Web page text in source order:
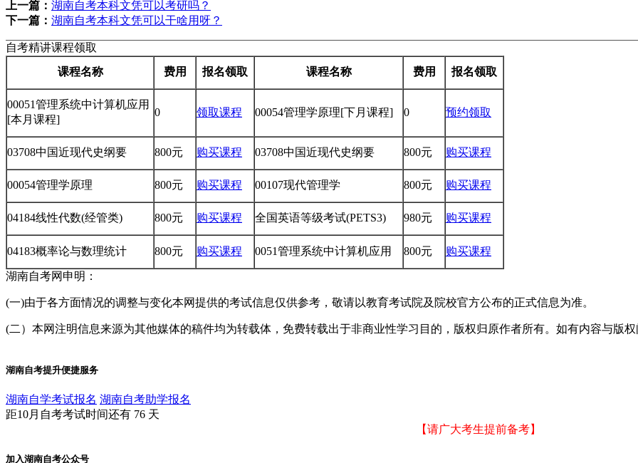
上一篇： 湖南自考本科文凭可以考研吗？
下一篇： 湖南自考本科文凭可以干啥用呀？
自考精讲课程领取
课程名称
费用 报名领取 课程名称 费用 报名领取
00051管理系统中计算机应用
[本月课程]
0 领取课程 00054管理学原理[下月课程] 0 预约领取
03708中国近现代史纲要 800元 购买课程 03708中国近现代史纲要 800元 购买课程
00054管理学原理 800元 购买课程 00107现代管理学 800元 购买课程
04184线性代数(经管类) 800元 购买课程 全国英语等级考试(PETS3) 980元 购买课程
04183概率论与数理统计 800元 购买课程 0051管理系统中计算机应用 800元 购买课程
湖南自考网申明：
(一)由于各方面情况的调整与变化本网提供的考试信息仅供参考，敬请以教育考试院及院校官方公布的正式信息为准。
(二）本网注明信息来源为其他媒体的稿件均为转载体，免费转载出于非商业性学习目的，版权归原作者所有。如有内容与版权
湖南自考提升便捷服务
湖南自学考试报名 湖南自考助学报名
距10月自考考试时间还有 76 天
【请广大考生提前备考】
加入湖南自考公众号